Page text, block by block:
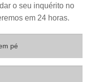
o seu inquérito no
em 24 horas.